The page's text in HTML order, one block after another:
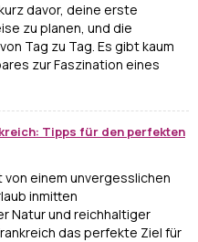
davor, deine erste
zu planen, und die
Tag zu Tag. Es gibt kaum
zur Faszination eines
Tipps für den perfekten
von einem unvergesslichen
inmitten
Natur und reichhaltiger
das perfekte Ziel für